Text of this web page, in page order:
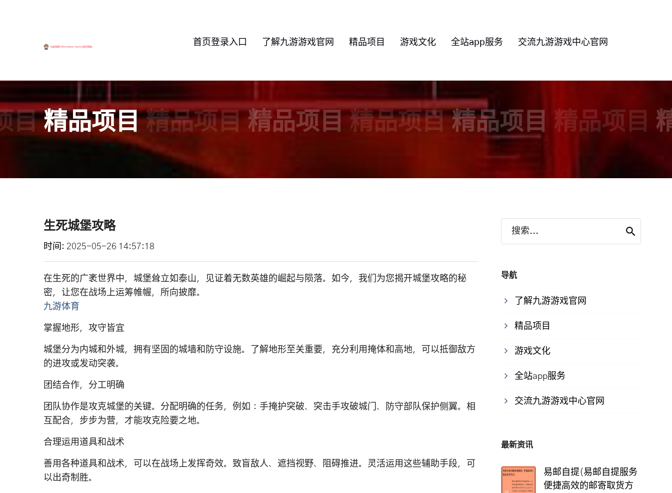
首页登录入口 了解九游游戏官网 精品项目 游戏文化 全站app服务 交流九游游戏中心官网
目 精品项目 精品项目 精品项目 精品项目 精品项目 精品项目
生死城堡攻略
时间 2025-05-26 14:57:18
在生死的广袤世界中，城堡耸立如泰山，见证着无数英雄的崛起与陨落。如今，我们为您揭开城堡攻略的秘
密，让您在战场上运筹帷幄，所向披靡。
九游体育
掌握地形，攻守皆宜
城堡分为内城和外城，拥有坚固的城墙和防守设施。了解地形至关重要，充分利用掩体和高地，可以抵御敌方
的进攻或发动突袭。
团结合作，分工明确
团队协作是攻克城堡的关键。分配明确的任务，例如：手掩护突破、突击手攻破城门、防守部队保护侧翼。相
互配合，步步为营，才能攻克险要之地。
合理运用道具和战术
善用各种道具和战术，可以在战场上发挥奇效。致盲敌人、遮挡视野、阻碍推进。灵活运用这些辅助手段，可
以出奇制胜。
搜索...
导航
了解九游游戏官网
精品项目
游戏文化
全站app服务
交流九游游戏中心官网
最新资讯
易邮自提(易邮自提服务
便捷高效的邮寄取货方